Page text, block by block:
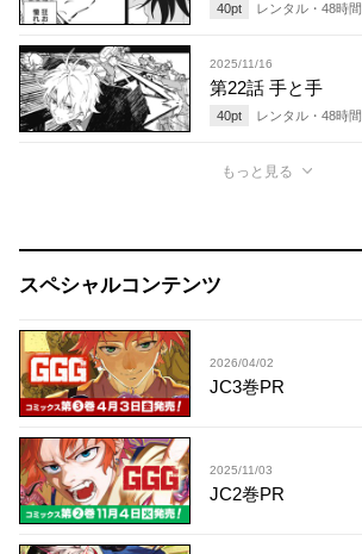
40pt レンタル・ 48時間
2025/11/16
第22話 手と手
40pt レンタル・ 48時間
もっと見る
スペシャルコンテンツ
2026/04/02
JC3巻PR
2025/11/03
JC2巻PR